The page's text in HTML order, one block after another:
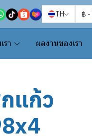
TH ฿ -
รา ผลงานของเรา
แก้ว